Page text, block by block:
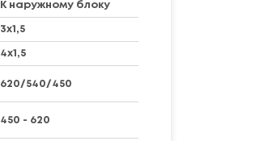
К наружному блоку
3x1,5
4x1,5
620/540/450
450 - 620